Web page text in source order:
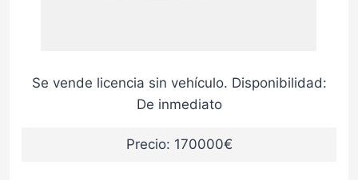
Se vende licencia sin vehículo. Disponibilidad:
De inmediato
Precio: 170000€